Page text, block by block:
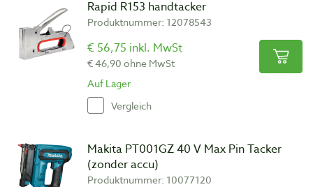
Rapid R153 handtacker
Produktnummer: 12078543
€ 56,75 inkl. MwSt
€ 46,90 ohne MwSt
Auf Lager
Vergleich
Makita PT001GZ 40 V Max Pin Tacker
(zonder accu)
Produktnummer: 10077120